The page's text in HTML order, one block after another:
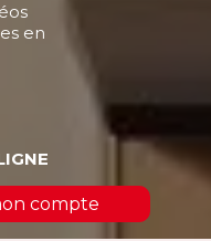
en
compte